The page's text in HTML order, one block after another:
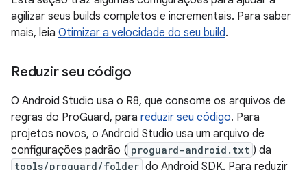
agilizar seus builds completos e incrementais. Para saber
mais, leia Otimizar a velocidade do seu build.
Reduzir seu código
O Android Studio usa o R8, que consome os arquivos de
regras do ProGuard, para reduzir seu código. Para
projetos novos, o Android Studio usa um arquivo de
configurações padrão ( proguard-android.txt ) da
tools/proguard/folder do Android SDK. Para reduzir